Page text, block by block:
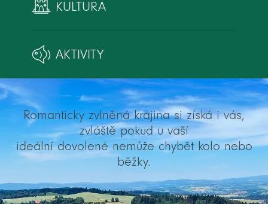
KULTURA
AKTIVITY
Romanticky zvlněná krajina si získá i vás,
zvláště pokud u vaší
ideální dovolené nemůže chybět kolo nebo
běžky.